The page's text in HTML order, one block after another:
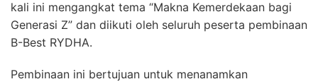
kali ini mengangkat tema “Makna Kemerdekaan bagi
Generasi Z” dan diikuti oleh seluruh peserta pembinaan
B-Best RYDHA.
Pembinaan ini bertujuan untuk menanamkan